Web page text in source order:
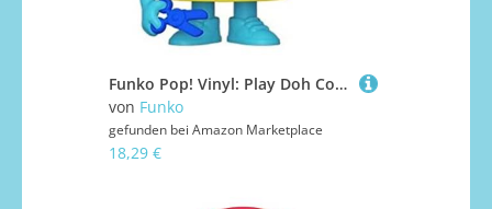
Funko Pop! Vinyl: Play Doh Container-Doh - Play Doh Container-Doh Container - Play-Doh - Vinyl-Sammelfigur - Geschenkidee - Offizielle Handelswaren - Spielzeug Für Kinder und Erwachsene
von Funko
gefunden bei Amazon Marketplace
18,29 €